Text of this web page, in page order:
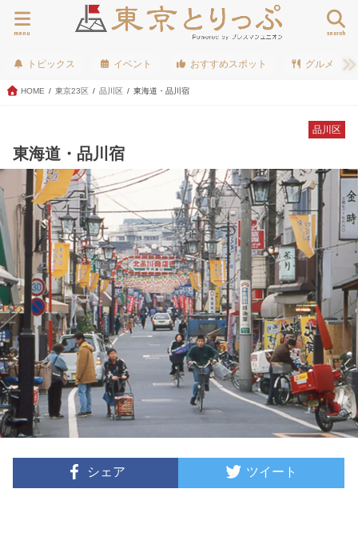
search
menu
トピックス イベント おすすめスポット グルメ
HOME 東京23区 品川区 東海道・品川宿
品川区
東海道・品川宿
シェア ツイート